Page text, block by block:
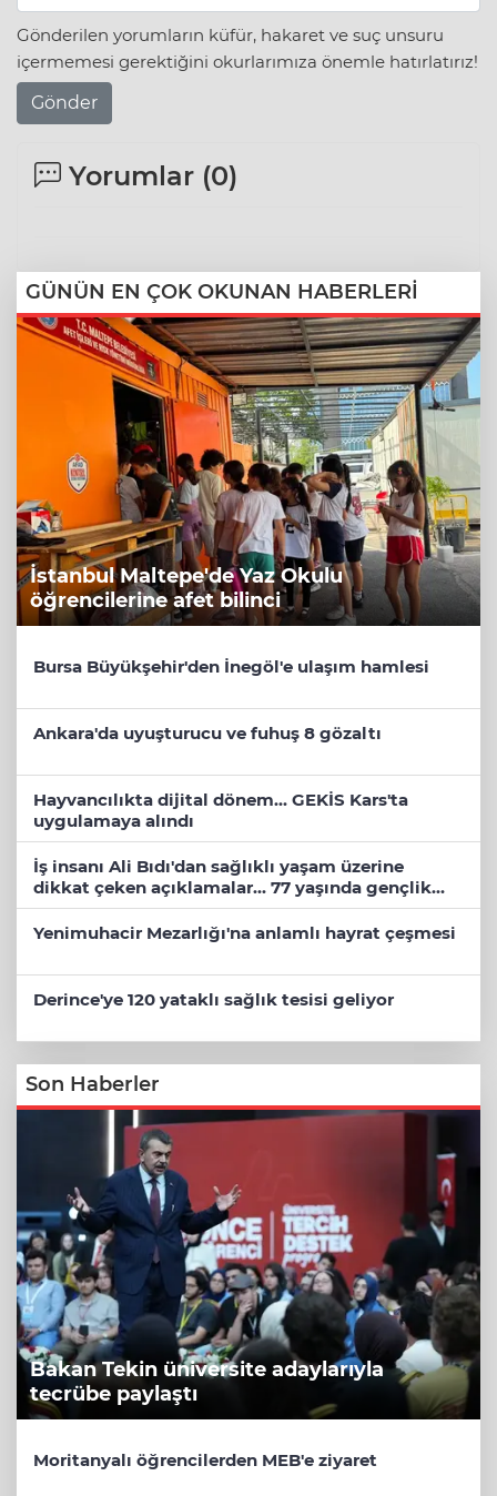
Gönderilen yorumların küfür, hakaret ve suç unsuru
içermemesi gerektiğini okurlarımıza önemle hatırlatırız!
Gönder
Yorumlar (0)
GÜNÜN EN ÇOK OKUNAN HABERLERİ
İstanbul Maltepe'de Yaz Okulu
öğrencilerine afet bilinci
Bursa Büyükşehir'den İnegöl'e ulaşım hamlesi
Ankara'da uyuşturucu ve fuhuş 8 gözaltı
Hayvancılıkta dijital dönem... GEKİS Kars'ta
uygulamaya alındı
İş insanı Ali Bıdı'dan sağlıklı yaşam üzerine
dikkat çeken açıklamalar... 77 yaşında gençlik
mucizesi
Yenimuhacir Mezarlığı'na anlamlı hayrat çeşmesi
Derince'ye 120 yataklı sağlık tesisi geliyor
Son Haberler
Bakan Tekin üniversite adaylarıyla
tecrübe paylaştı
Moritanyalı öğrencilerden MEB'e ziyaret